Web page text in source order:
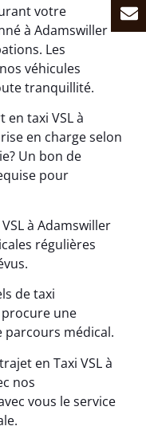
votre
à Adamswiller
Les
véhicules
tranquillité.
taxi VSL à
en charge selon
Un bon de
pour
à Adamswiller
régulières
de taxi
une
médical.
en Taxi VSL à
nos
vous le service